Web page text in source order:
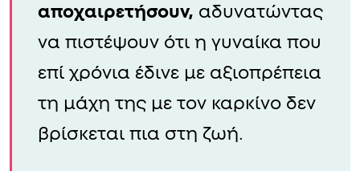
αποχαιρετήσουν, αδυνατώντας
να πιστέψουν ότι η γυναίκα που
επί χρόνια έδινε με αξιοπρέπεια
τη μάχη της με τον καρκίνο δεν
βρίσκεται πια στη ζωή.